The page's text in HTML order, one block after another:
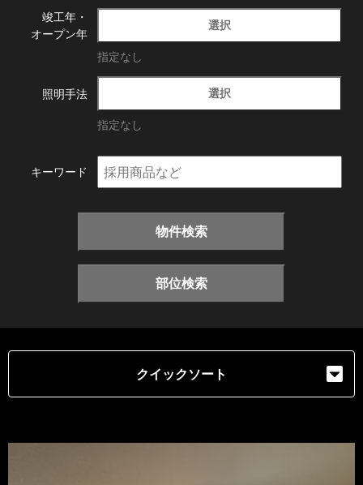
竣工年・
オープン年
選択
指定なし
照明手法 選択
指定なし
キーワード
物件検索
部位検索
クイックソート